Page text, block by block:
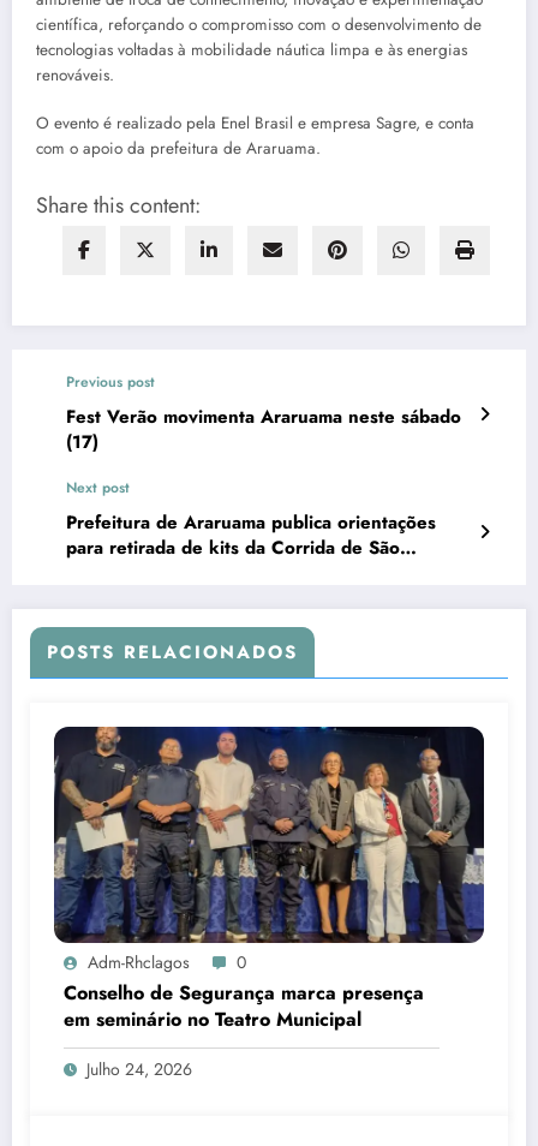
científica, reforçando o compromisso com o desenvolvimento de
tecnologias voltadas à mobilidade náutica limpa e às energias
renováveis.
O evento é realizado pela Enel Brasil e empresa Sagre, e conta
com o apoio da prefeitura de Araruama.
Share this content:
Previous post
Fest Verão movimenta Araruama neste sábado
(17)
Next post
Prefeitura de Araruama publica orientações
para retirada de kits da Corrida de São
POSTS RELACIONADOS
Adm-Rhclagos 0
Conselho de Segurança marca presença
em seminário no Teatro Municipal
Julho 24, 2026